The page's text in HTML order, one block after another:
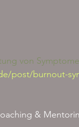
von
post/burnout-
&